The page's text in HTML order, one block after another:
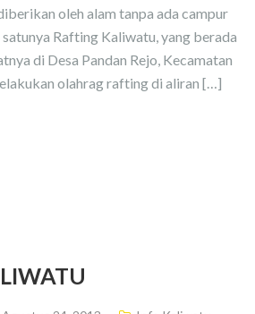
oleh alam tanpa ada campur
satunya Rafting Kaliwatu, yang berada
di Desa Pandan Rejo, Kecamatan
olahrag rafting di aliran […]